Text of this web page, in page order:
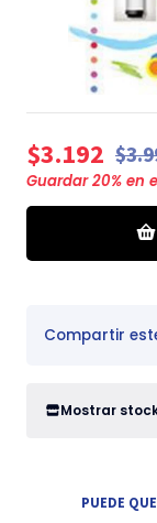
$3.192
Guardar20% en
Compartir
Mostrar
PUEDE